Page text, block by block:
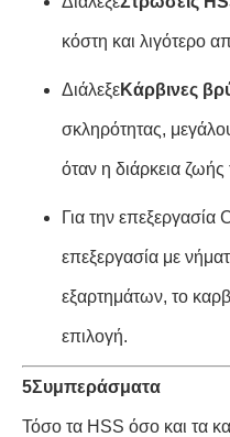
κόστη και λιγότερο
ΔιάλεξεΚάρβινες
σκληρότητας,
όταν η διάρκεια ζωής
Για την
επεξεργασία με
εξαρτημάτων, το
επιλογή.
5Συμπεράσματα
Τόσο τα HSS όσο και τα